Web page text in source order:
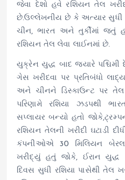
જેવા દેશો હવે રશિયન તેલ
છે.ઉલ્લેખનીય છે કે અત્યાર સુધી
ચીન, ભારત અને તુર્કીમાં
રશિયન તેલ લેવા લાઈનમાં છે.
યુક્રેન યુદ્ધ બાદ જ્યારે
ગેસ ખરીદવા પર પ્રતિબંધો
અને ચીનને ડિસ્કાઉન્ટ પર
પરિણામે રશિયા ઝડપથી
સપ્લાયર બન્યો હતો
રશિયન તેલની ખરીદી ઘટાડી
કંપનીઓએ 30 મિલિયન
ખરીદ્યું હતું જોકે, ઈરાન યુદ્ધ
દિવસ સુધી રશિયા પાસેથી તેલ